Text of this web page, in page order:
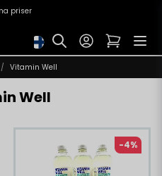
priser
Vitamin Well
Well
-4%